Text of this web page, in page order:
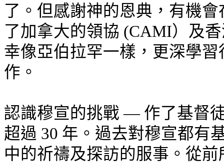
了。但感謝神的恩典，有機
了加拿大的領協 (CAMI）及
幸像亞伯拉罕一樣，更深學
作。
認識穆宣的挑戰 — 作了基督
超過 30 年。過去對穆宣都有
中的祈禱及探訪的服事。從